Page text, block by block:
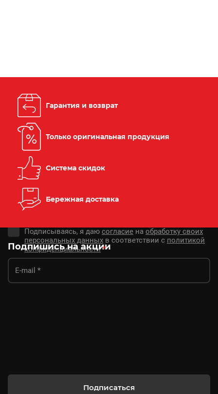
Гарантия и возврат
Только оригинальная продукция
Система скидок
Бережная доставка
Подпишись на акции
Подписываясь, я даю согласие на обработку своих
персональных данных в соответствии с политикой
конфиденциальности *
Подписаться